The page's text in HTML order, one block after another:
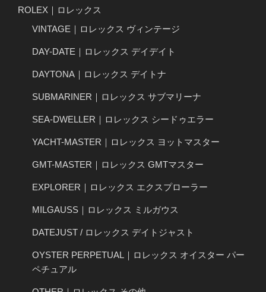
ROLEX｜ロレックス
VINTAGE｜ロレックス ヴィンテージ
DAY-DATE｜ロレックス デイデイト
DAYTONA｜ロレックス デイトナ
SUBMARINER｜ロレックス サブマリーナ
SEA-DWELLER｜ロレックス シードゥエラー
YACHT-MASTER｜ロレックス ヨットマスター
GMT-MASTER｜ロレックス GMTマスター
EXPLORER｜ロレックス エクスプローラー
MILGAUSS｜ロレックス ミルガウス
DATEJUST / ロレックス デイトジャスト
OYSTER PERPETUAL｜ロレックス オイスター パー
ペチュアル